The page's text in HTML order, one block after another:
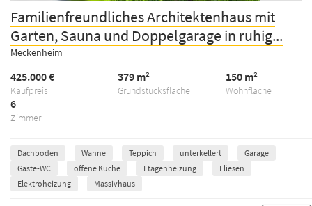
Familienfreundliches Architektenhaus mit
Garten, Sauna und Doppelgarage in ruhig...
Meckenheim
Kaufpreis
425.000 €
Grundstücksfläche
379 m²
Wohnfläche
150 m²
Zimmer
6
Dachboden Wanne Teppich unterkellert
Garage
Gäste-WC
offene Küche Etagenheizung
Fliesen
Elektroheizung
Massivhaus